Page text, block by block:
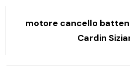
motore cancello
Cardin